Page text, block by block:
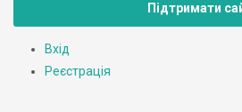
Підтримати
Вхід
Реєстрація